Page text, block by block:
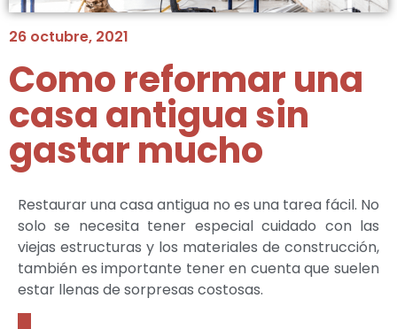
26 octubre, 2021
Como reformar una
casa antigua sin
gastar mucho
Restaurar una casa antigua no es una tarea fácil. No
solo se necesita tener especial cuidado con las
viejas estructuras y los materiales de construcción,
también es importante tener en cuenta que suelen
estar llenas de sorpresas costosas.